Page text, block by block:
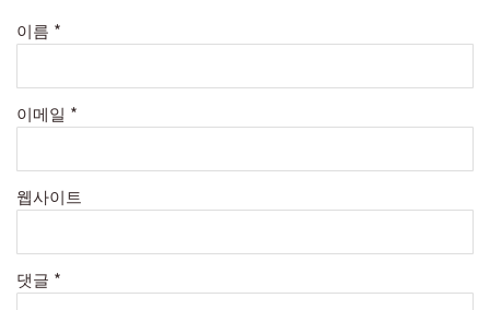
이름 *
이메일 *
웹사이트
댓글 *